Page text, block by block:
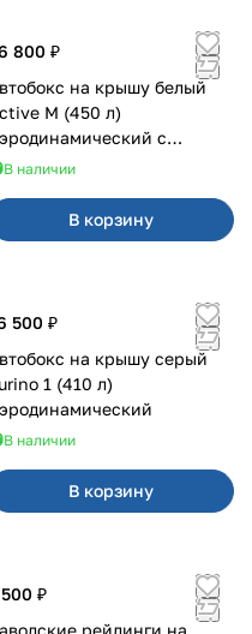
800 ₽
на крышу белый
M (450 л)
с
открыванием
В наличии
В корзину
500 ₽
на крышу серый
1 (410 л)
В наличии
В корзину
₽
рейлинги на